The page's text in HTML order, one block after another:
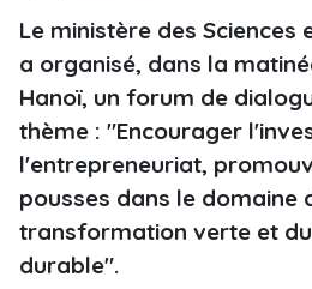
Le ministère des Sciences
a organisé, dans la
Hanoï, un forum de
thème : "Encourager
l'entrepreneuriat,
pousses dans le domaine
transformation verte et
durable".